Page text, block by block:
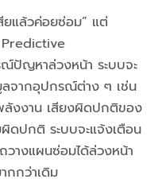
ยแล้วค่อยซ่อม” แต่
Predictive
ปัญหาล่วงหน้า ระบบจะ
ลจากอุปกรณ์ต่าง ๆ เช่น
ลังงาน เสียงผิดปกติของ
ดปกติ ระบบจะแจ้งเตือน
างแผนซ่อมได้ล่วงหน้า
กกว่าเดิม